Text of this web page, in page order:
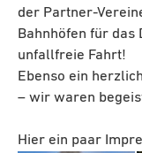
der Partner-
Bahnhöfen für
unfallfreie Fahrt!
Ebenso ein
– wir waren
Hier ein paar